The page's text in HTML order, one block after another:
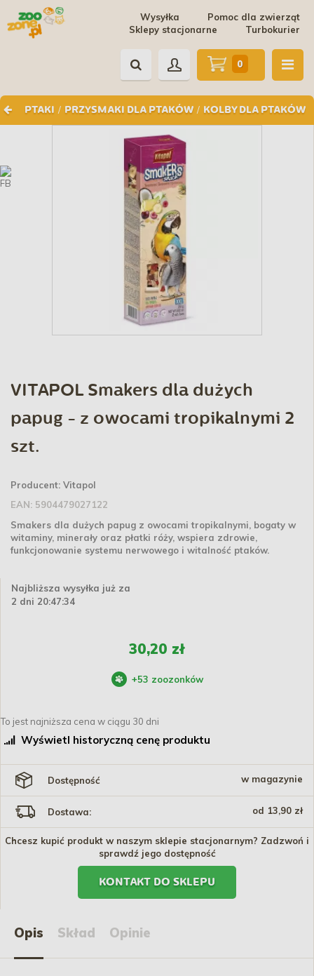
Pomoc dla zwierząt
Wysyłka
Turbokurier
Sklepy stacjonarne
PTAKI / PRZYSMAKI DLA PTAKÓW / KOLBY DLA PTAKÓW
0
VITAPOL Smakers dla dużych
papug - z owocami tropikalnymi 2
szt.
Producent: Vitapol
EAN: 5904479027122
Smakers dla dużych papug z owocami tropikalnymi, bogaty w
witaminy, minerały oraz płatki róży, wspiera zdrowie,
funkcjonowanie systemu nerwowego i witalność ptaków.
Najbliższa wysyłka już za
2 dni 20:47:34
30,20 zł
+53 zoozonków
To jest najniższa cena w ciągu 30 dni
Wyświetl historyczną cenę produktu
Dostępność w magazynie
Dostawa: od 13,90 zł
Chcesz kupić produkt w naszym sklepie stacjonarnym? Zadzwoń i
sprawdź jego dostępność
KONTAKT DO SKLEPU
Opis Skład Opinie